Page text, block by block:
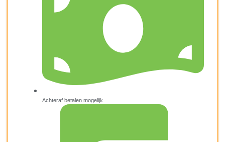
Achteraf betalen mogelijk